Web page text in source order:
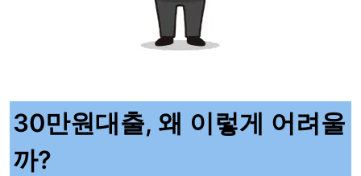
30만원대출, 왜 이렇게 어려울
까?